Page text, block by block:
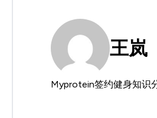
王岚
Myprotein签约健身知识